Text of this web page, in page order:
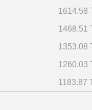
1614.58
1468.51
1353.08
1260.03
1183.87